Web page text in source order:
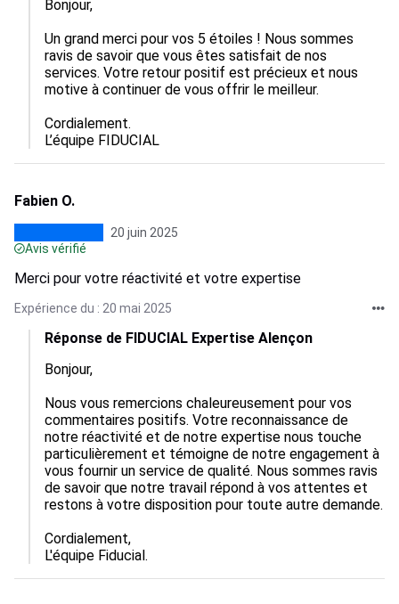
Bonjour,
Un grand merci pour vos 5 étoiles ! Nous sommes
ravis de savoir que vous êtes satisfait de nos
services. Votre retour positif est précieux et nous
motive à continuer de vous offrir le meilleur.
Cordialement.
L’équipe FIDUCIAL
Fabien O.
20 juin 2025
Avis vérifié
Merci pour votre réactivité et votre expertise
Expérience du : 20 mai 2025
Réponse de FIDUCIAL Expertise Alençon
Bonjour,
Nous vous remercions chaleureusement pour vos
commentaires positifs. Votre reconnaissance de
notre réactivité et de notre expertise nous touche
particulièrement et témoigne de notre engagement à
vous fournir un service de qualité. Nous sommes ravis
de savoir que notre travail répond à vos attentes et
restons à votre disposition pour toute autre demande.
Cordialement,
L'équipe Fiducial.